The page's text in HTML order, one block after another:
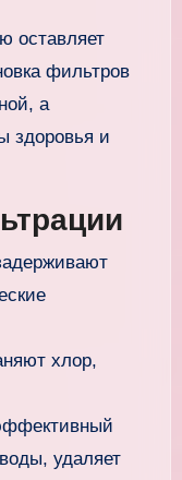
оставляет
фильтров
а
здоровья и
хлор,
удаляет